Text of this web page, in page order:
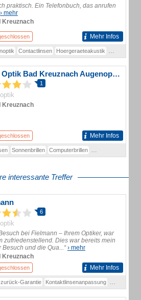
praktisch. Ein Telefonbuch, das anrufen
› mehr
Kreuznach
Mehr Infos
Contactlinsen Hoergeraeteakustik
Aktiv Optik Bad Kreuznach Augenoptiker
1
Kreuznach
Mehr Infos
Sonnenbrillen Computerbrillen
interessante Treffer
6
bei Fielmann – Ihrem Optiker, war
zufriedenstellend. Dies war bereits mein
Besuch und die Qua...“› mehr
Kreuznach
Mehr Infos
Garantie Kontaktlinsenanpassung